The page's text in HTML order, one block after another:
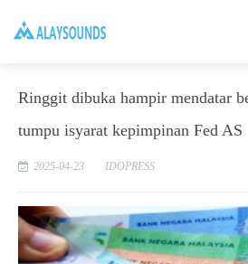
Ringgit dibuka hampir mendatar
tumpu isyarat kepimpinan Fed AS
2025-04-23 IDOPRESS